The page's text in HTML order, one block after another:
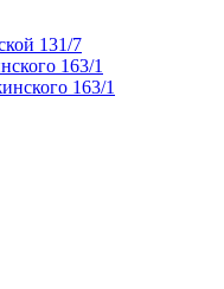
131/7
163/1
163/1